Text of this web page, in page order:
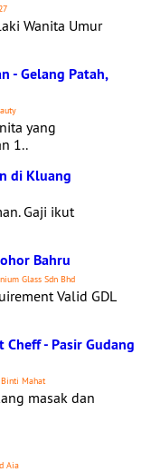
Wanita Umur
- Gelang Patah,
yang
1..
di Kluang
Gaji ikut
Bahru
Glass Sdn Bhd
Valid GDL
- Pasir Gudang
Binti Mahat
masak dan
Aia